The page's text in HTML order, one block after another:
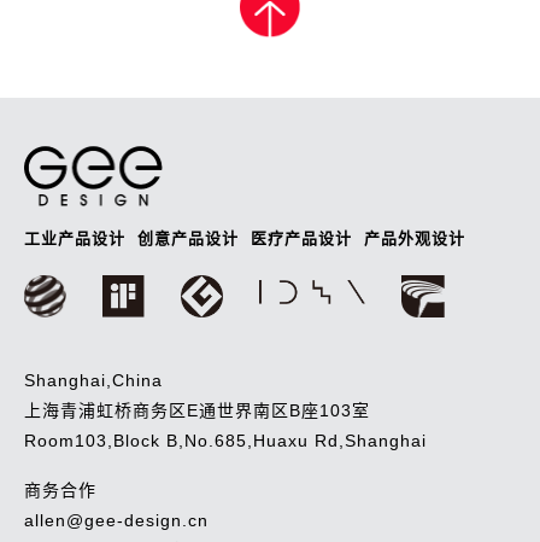
工业产品设计 创意产品设计 医疗产品设计 产品外观设计
Shanghai,China
上海青浦虹桥商务区E通世界南区B座103室
Room103,Block B,No.685,Huaxu Rd,Shanghai
商务合作
allen@gee-design.cn